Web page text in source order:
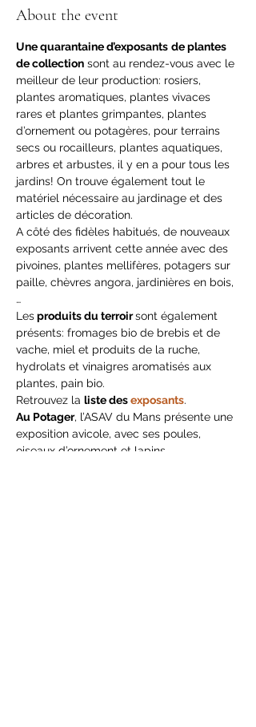
About the event
Une quarantaine d’exposants de plantes
de collection sont au rendez-vous avec le
meilleur de leur production: rosiers,
plantes aromatiques, plantes vivaces
rares et plantes grimpantes, plantes
d’ornement ou potagères, pour terrains
secs ou rocailleurs, plantes aquatiques,
arbres et arbustes, il y en a pour tous les
jardins! On trouve également tout le
matériel nécessaire au jardinage et des
articles de décoration.
A côté des fidèles habitués, de nouveaux
exposants arrivent cette année avec des
pivoines, plantes mellifères, potagers sur
paille, chèvres angora, jardinières en bois,
…
Les produits du terroir sont également
présents: fromages bio de brebis et de
vache, miel et produits de la ruche,
hydrolats et vinaigres aromatisés aux
plantes, pain bio.
Retrouvez la liste des exposants.
Au Potager, l’ASAV du Mans présente une
exposition avicole, avec ses poules,
oiseaux d’ornement et lapins.